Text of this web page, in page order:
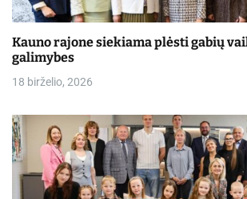
Kauno rajone siekiama plėsti gabių
galimybes
18 birželio, 2026